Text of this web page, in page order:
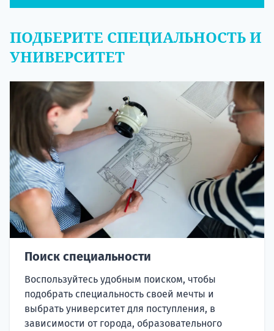
ПОДБЕРИТЕ СПЕЦИАЛЬНОСТЬ И
УНИВЕРСИТЕТ
Поиск специальности
Воспользуйтесь удобным поиском, чтобы
подобрать специальность своей мечты и
выбрать университет для поступления, в
зависимости от города, образовательного